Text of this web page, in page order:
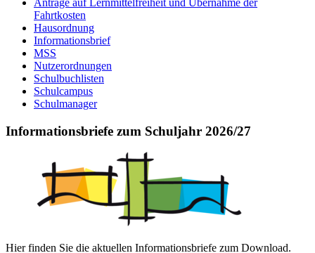
Anträge auf Lernmittelfreiheit und Übernahme der
Fahrtkosten
Hausordnung
Informationsbrief
MSS
Nutzerordnungen
Schulbuchlisten
Schulcampus
Schulmanager
Informationsbriefe zum Schuljahr 2026/27
Hier finden Sie die aktuellen Informationsbriefe zum Download.